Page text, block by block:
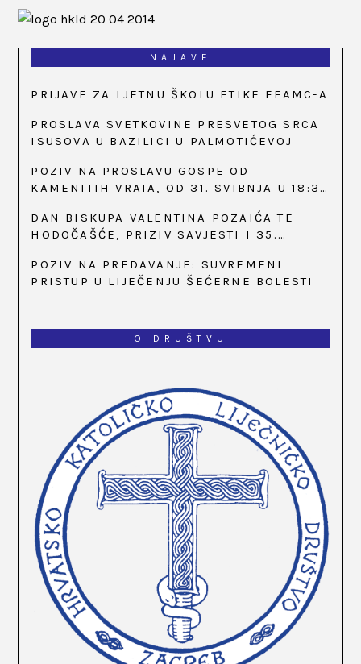
NAJAVE
PRIJAVE ZA LJETNU ŠKOLU ETIKE FEAMC-A
PROSLAVA SVETKOVINE PRESVETOG SRCA
ISUSOVA U BAZILICI U PALMOTIĆEVOJ
POZIV NA PROSLAVU GOSPE OD
KAMENITIH VRATA, OD 31. SVIBNJA U 18:30
DAN BISKUPA VALENTINA POZAIĆA TE
HODOČAŠĆE, PRIZIV SAVJESTI I 35.
BISTRICI, OD 15. DO 17. SVIBNJA
POZIV NA PREDAVANJE: SUVREMENI
PRISTUP U LIJEČENJU ŠEĆERNE BOLESTI
O DRUŠTVU